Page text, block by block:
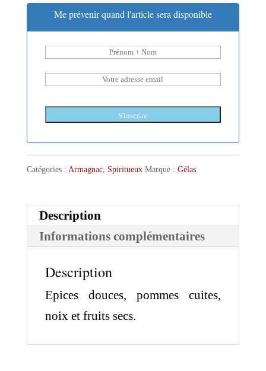
Me prévenir quand l'article sera disponible
S'inscrire
Catégories : Armagnac, Spiritueux Marque : Gélas
Description
Informations complémentaires
Description
Epices douces, pommes cuites,
noix et fruits secs.